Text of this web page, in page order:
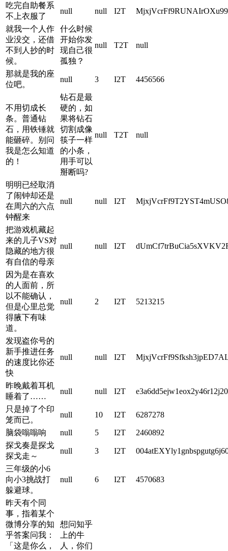
吃完自助餐系
不上衣服了
null null I2T
就我一个人作
业没交，还借
不到人抄的时
候。
什么时候
开始你发
现自己很
孤独？
null T2T null
那就是我的座
位吧。
null 3 I2T 4456566
不用切成长
条。普通钻
石，用铁锤就
能砸碎。别问
我是怎么知道
的！
钻石是最
硬的，如
果将钻石
切割成像
筷子一样
的小条，
用手可以
掰断吗?
null T2T null
明明已经取消
了闹钟却还是
在周六的六点
钟醒来
null null I2T
把游戏机藏起
来的儿子VS对
隐藏的地方很
有自信的母亲
null null I2T
因为是在喜欢
的人面前，所
以不能确认，
但是心里总觉
得腋下有味
道。
null 2 I2T 5213215
发现盗你号的
新手推进任务
的速度比你还
快
null null I2T
昨晚戴着耳机
睡着了……
null null I2T
只是掉了个印
笼而已。
null 10 I2T 6287278
脑袋嗡嗡响 null 5 I2T
2460892
探戈奏是探戈
探戈走～
null 3 I2T
三年级的小6
向小3挑战打
躲避球。
null 6 I2T 4570683
昨天有个同
事，指着某个
微博分享的知
乎答案问我：
「这是你么，
想问知乎
上的牛
人，你们